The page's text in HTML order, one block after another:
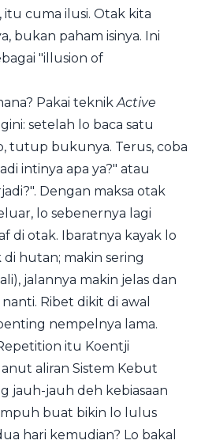
itu cuma ilusi. Otak kita
bukan paham isinya. Ini
"illusion of
Pakai teknikActive
setelah lo baca satu
tutup bukunya. Terus, coba
intinya apa ya?" atau
Dengan maksa otak
lo sebenernya lagi
di otak. Ibaratnya kayak lo
di hutan; makin sering
jalannya makin jelas dan
Ribet dikit di awal
nempelnya lama.
itu Koentji
aliran Sistem Kebut
jauh-jauh deh kebiasaan
buat bikin lo lulus
hari kemudian? Lo bakal